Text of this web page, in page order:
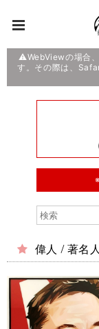
⚠️WebViewの場合
す。その際は、
偉人 / 著名